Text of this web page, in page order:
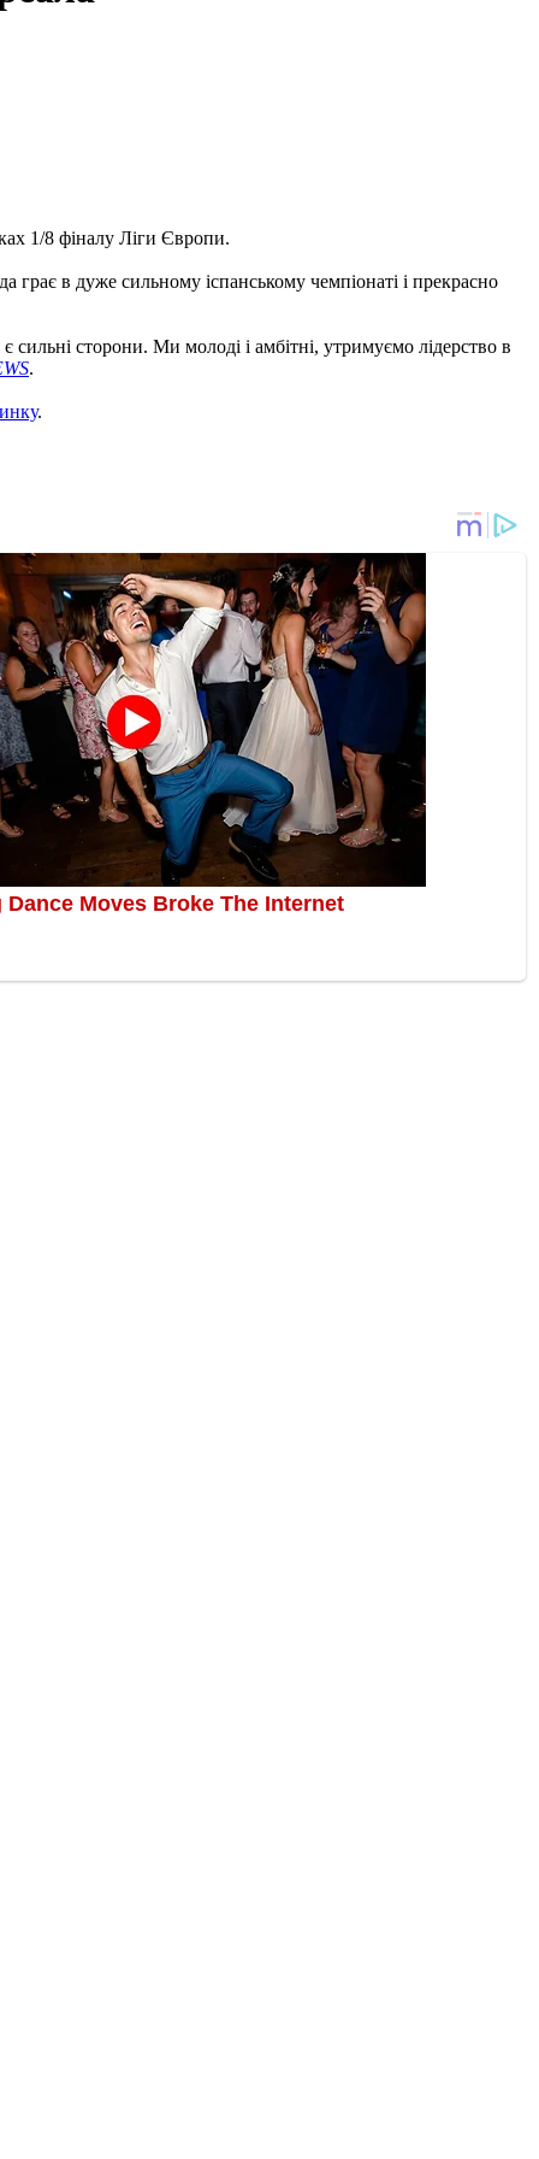
1/8 фіналу Ліги Європи.
в дуже сильному іспанському чемпіонаті і прекрасно
сильні сторони. Ми молоді і амбітні, утримуємо лідерство в
.
.